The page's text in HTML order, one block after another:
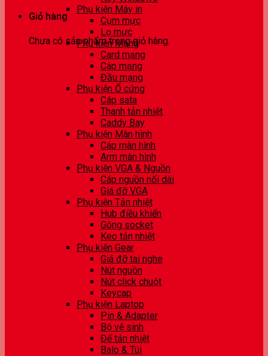
Giỏ hàng
Chưa có sản phẩm trong giỏ hàng.
Phụ kiện Máy in
Cụm mực
Lọ mực
Phụ kiện Mạng
Card mạng
Cáp mạng
Đầu mạng
Phụ kiện Ổ cứng
Cáp sata
Thanh tản nhiệt
Caddy Bay
Phụ kiện Màn hình
Cáp màn hình
Arm màn hình
Phụ kiện VGA & Nguồn
Cáp nguồn nối dài
Giá đỡ VGA
Phụ kiện Tản nhiệt
Hub điều khiển
Gông socket
Keo tản nhiệt
Phụ kiện Gear
Giá đỡ tai nghe
Nút nguồn
Nút click chuột
Keycap
Phụ kiện Laptop
Pin & Adapter
Bộ vệ sinh
Đế tản nhiệt
Balo & Túi